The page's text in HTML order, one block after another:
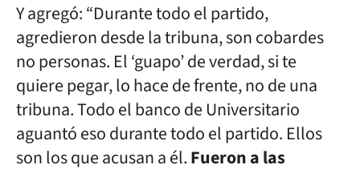
Y agregó: “Durante todo el partido,
agredieron desde la tribuna, son cobardes
no personas. El ‘guapo’ de verdad, si te
quiere pegar, lo hace de frente, no de una
tribuna. Todo el banco de Universitario
aguantó eso durante todo el partido. Ellos
son los que acusan a él.Fueron a las